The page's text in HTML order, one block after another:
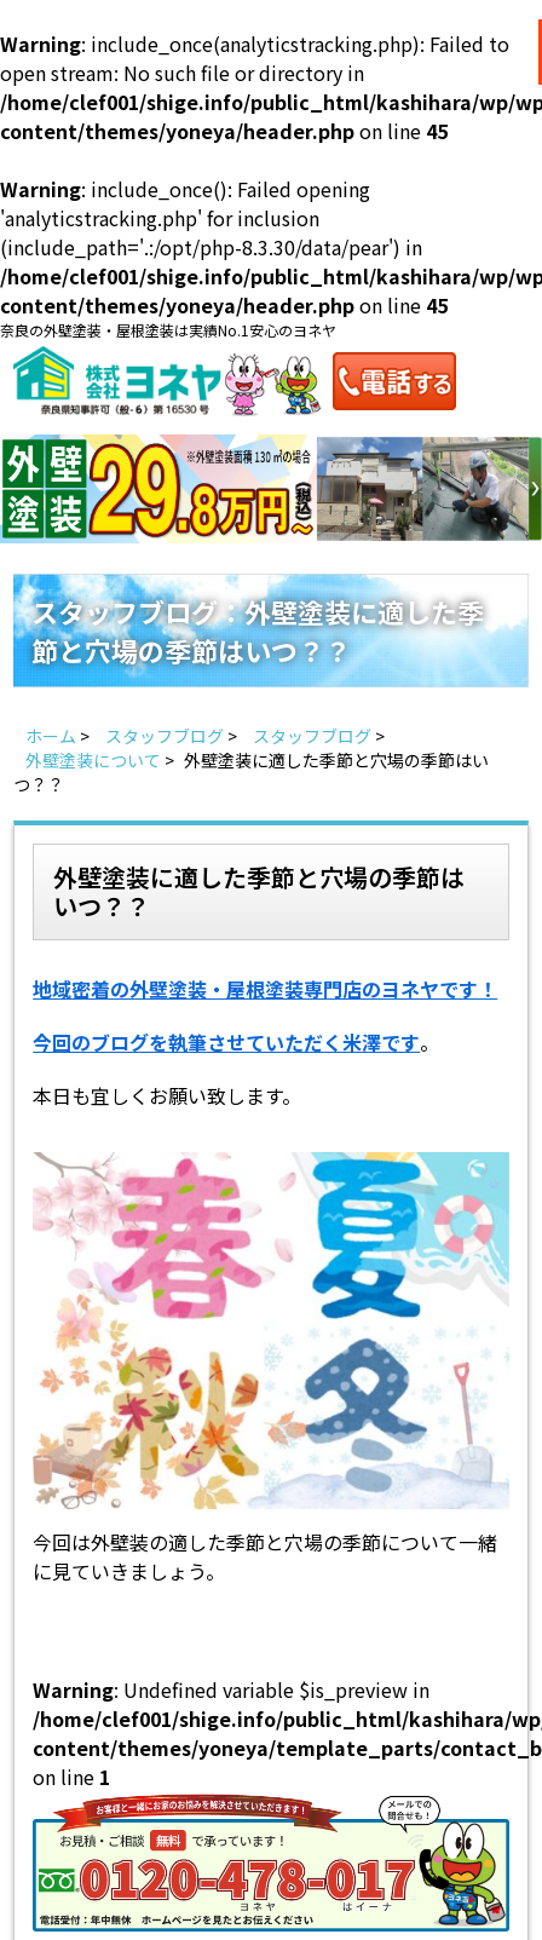
Warning: include_once(analyticstracking.php): Failed to
open stream: No such file or directory in
/home/clef001/shige.info/public_html/kashihara/wp/
content/themes/yoneya/header.phpon line 45
Warning: include_once(): Failed opening
'analyticstracking.php' for inclusion
(include_path='.:/opt/php-8.3.30/data/pear') in
/home/clef001/shige.info/public_html/kashihara/wp/
content/themes/yoneya/header.phpon line 45
奈良の外壁塗装・屋根塗装は実績No.1安心のヨネヤ
料金一覧 会社案内
来店予約 お問い合わせ
お見積り
地域の事例がいっぱい
ヨネヤの施工実績
Home お客様の声
スタッフ紹介 よくあるご質問
スタッフブログ 屋根リフォームについて
ヨネヤがお客様から選ばれる10の理由
見積もりシミュレーション
スタッフブログ：外壁塗装に適した季
節と穴場の季節はいつ？？
ホーム > スタッフブログ > スタッフブログ >
外壁塗装について > 外壁塗装に適した季節と穴場の季節はい
つ？？
外壁塗装に適した季節と穴場の季節は
いつ？？
地域密着の外壁塗装・屋根塗装専門店のヨネヤです！
今回のブログを執筆させていただく米澤です。
本日も宜しくお願い致します。
今回は外壁装の適した季節と穴場の季節について一緒
に見ていきましょう。
Warning: Undefined variable $is_preview in
/home/clef001/shige.info/public_html/kashihara/
content/themes/yoneya/template_parts/
on line 1